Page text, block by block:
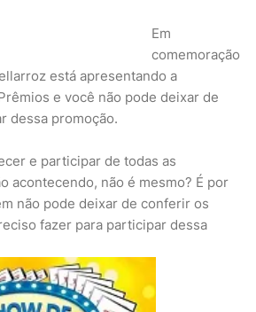
Em
comemoração
está apresentando a
e você não pode deixar de
dessa promoção.
e participar de todas as
acontecendo, não é mesmo? É por
não pode deixar de conferir os
fazer para participar dessa